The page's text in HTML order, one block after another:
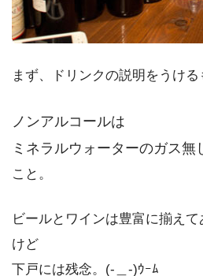
まず、ドリンクの説明をうける
ノンアルコールは
ミネラルウォーターのガス無
こと。
ビールとワインは豊富に揃え
けど
下戸には残念。(-＿-)ｳｰﾑ